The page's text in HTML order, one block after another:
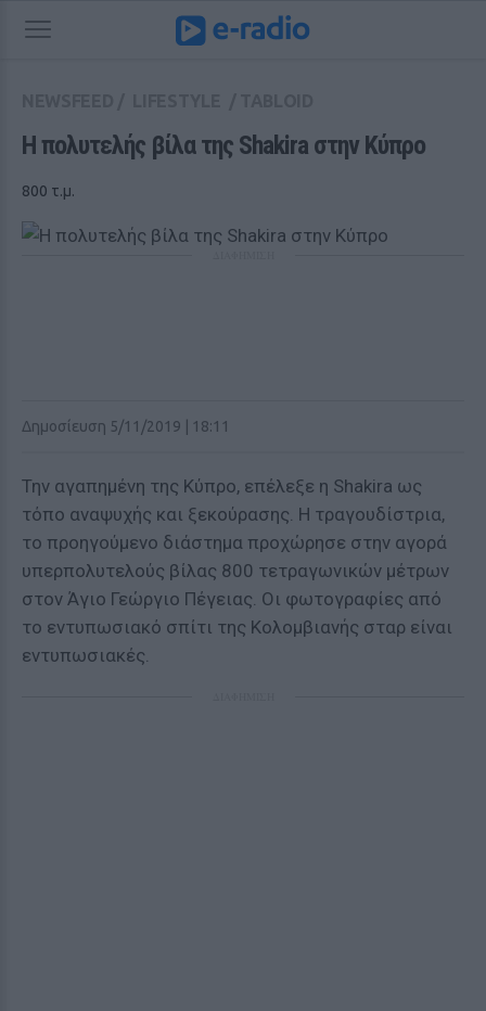
Η πολυτελής βίλα της Shakira στην Κύπρο
800 τ.μ.
Δημοσίευση 5/11/2019 | 18:11
Την αγαπημένη της Κύπρο, επέλεξε η Shakira ως
τόπο αναψυχής και ξεκούρασης. Η τραγουδίστρια,
το προηγούμενο διάστημα προχώρησε στην αγορά
υπερπολυτελούς βίλας 800 τετραγωνικών μέτρων
στον Άγιο Γεώργιο Πέγειας. Οι φωτογραφίες από
το εντυπωσιακό σπίτι της Κολομβιανής σταρ είναι
εντυπωσιακές.